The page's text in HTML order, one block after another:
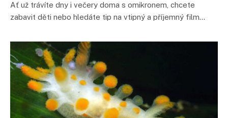
Ať už trávíte dny i večery doma s omikronem, chcete
zabavit děti nebo hledáte tip na vtipný a příjemný film…